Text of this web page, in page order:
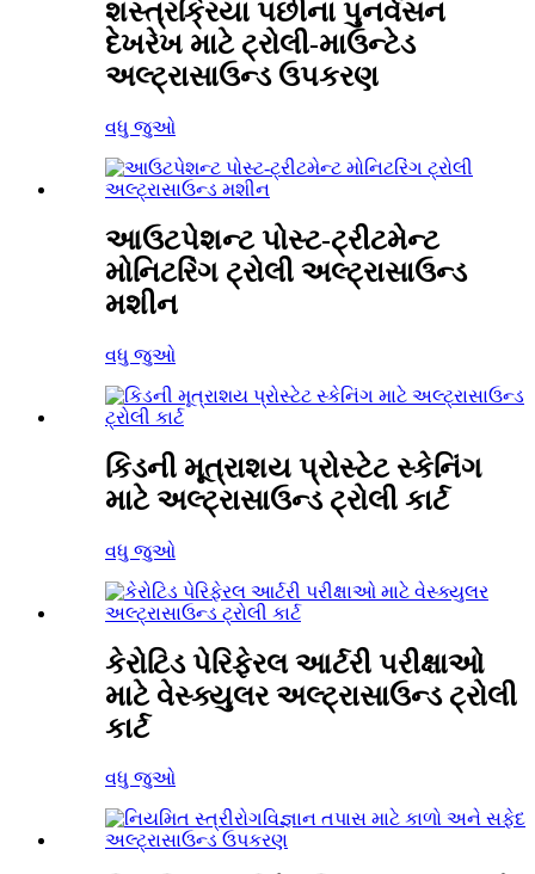
શસ્ત્રક્રિયા પછીના પુનર્વસન
દેખરેખ માટે ટ્રોલી-માઉન્ટેડ
અલ્ટ્રાસાઉન્ડ ઉપકરણ
વધુ જુઓ
આઉટપેશન્ટ પોસ્ટ-ટ્રીટમેન્ટ
મોનિટરિંગ ટ્રોલી અલ્ટ્રાસાઉન્ડ
મશીન
વધુ જુઓ
કિડની મૂત્રાશય પ્રોસ્ટેટ સ્કેનિંગ
માટે અલ્ટ્રાસાઉન્ડ ટ્રોલી કાર્ટ
વધુ જુઓ
કેરોટિડ પેરિફેરલ આર્ટરી પરીક્ષાઓ
માટે વેસ્ક્યુલર અલ્ટ્રાસાઉન્ડ ટ્રોલી
કાર્ટ
વધુ જુઓ